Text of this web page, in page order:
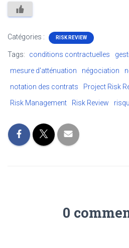
Catégories : RISK REVIEW
Tags: conditions contractuelles
mesure d'atténuation
négociation
notation des contrats
Project Risk
Risk Management
Risk Review
0